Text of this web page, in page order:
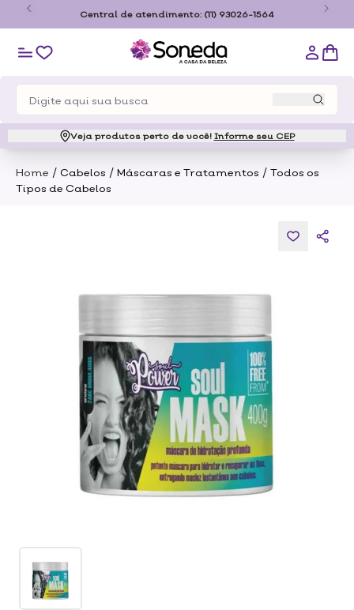
Central de atendimento: (11) 93026-1564
Veja produtos perto de você! Informe seu CEP
Home / Cabelos / Máscaras e Tratamentos / Todos os
Tipos de Cabelos